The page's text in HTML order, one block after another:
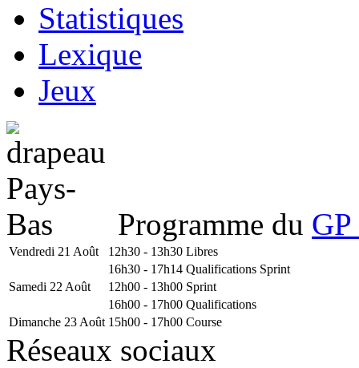
Statistiques
Lexique
Jeux
Programme du
Vendredi 21 Août 12h30 - 13h30 Libres
16h30 - 17h14 Qualifications Sprint
Samedi 22 Août
12h00 - 13h00 Sprint
16h00 - 17h00 Qualifications
Dimanche 23 Août 15h00 - 17h00 Course
Réseaux sociaux